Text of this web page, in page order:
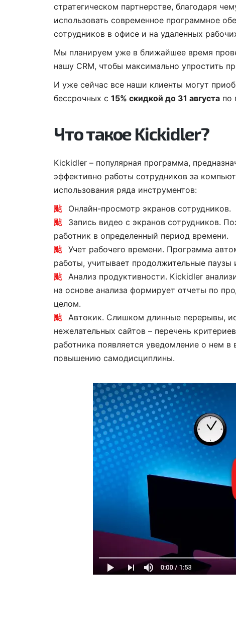
стратегическом партнерстве, благодаря
использовать современное программное
сотрудников в офисе и на удаленных
Мы планируем уже в ближайшее время
нашу CRM, чтобы максимально упростить
И уже сейчас все наши клиенты могут
бессрочных с 15% скидкой до 31 августа по
Что такое Kickidler?
Kickidler – популярная программа,
эффективно работы сотрудников за
использования ряда инструментов:
Онлайн-просмотр экранов сотрудников.
Запись видео с экранов сотрудников.
работник в определенный период времени.
Учет рабочего времени. Программа
работы, учитывает продолжительные паузы
Анализ продуктивности. Kickidler
на основе анализа формирует отчеты по
целом.
Автокик. Слишком длинные перерывы,
нежелательных сайтов – перечень
работника появляется уведомление о нем
повышению самодисциплины.
Гибкая
дописывать
себя.
история
клиентом.
что хотелос...
ВИКТОР
ООО «АвтоПлюс»